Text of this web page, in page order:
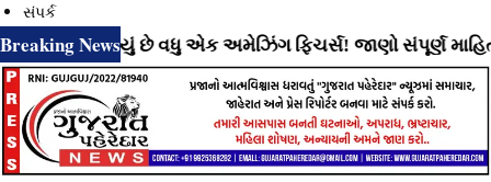
સંપર્ક
Breaking News
રહ્યું છે વધુ એક અમેઝિંગ ફિચર્સ! જાણો સંપૂર્ણ માહિતી